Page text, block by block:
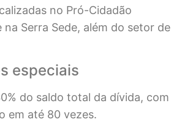
no Pró-Cidadão
na Serra Sede, além do setor de
especiais
do saldo total da dívida, com
em até 80 vezes.